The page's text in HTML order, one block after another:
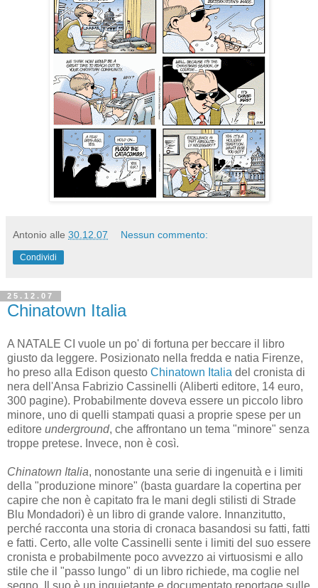
Antonio alle 30.12.07 Nessun commento:
Condividi
25.12.07
Chinatown Italia
A NATALE CI vuole un po' di fortuna per beccare il libro
giusto da leggere. Posizionato nella fredda e natia Firenze,
ho preso alla Edison questo Chinatown Italia del cronista di
nera dell'Ansa Fabrizio Cassinelli (Aliberti editore, 14 euro,
300 pagine). Probabilmente doveva essere un piccolo libro
minore, uno di quelli stampati quasi a proprie spese per un
editore underground, che affrontano un tema "minore" senza
troppe pretese. Invece, non è così.
Chinatown Italia, nonostante una serie di ingenuità e i limiti
della "produzione minore" (basta guardare la copertina per
capire che non è capitato fra le mani degli stilisti di Strade
Blu Mondadori) è un libro di grande valore. Innanzitutto,
perché racconta una storia di cronaca basandosi su fatti, fatti
e fatti. Certo, alle volte Cassinelli sente i limiti del suo essere
cronista e probabilmente poco avvezzo ai virtuosismi e allo
stile che il "passo lungo" di un libro richiede, ma coglie nel